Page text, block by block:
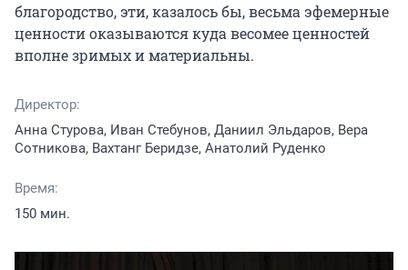
благородство, эти, казалось бы, весьма эфемерные
ценности оказываются куда весомее ценностей
вполне зримых и материальны.
Директор:
Анна Стурова, Иван Стебунов, Даниил Эльдаров, Вера
Сотникова, Вахтанг Беридзе, Анатолий Руденко
Время:
150 мин.